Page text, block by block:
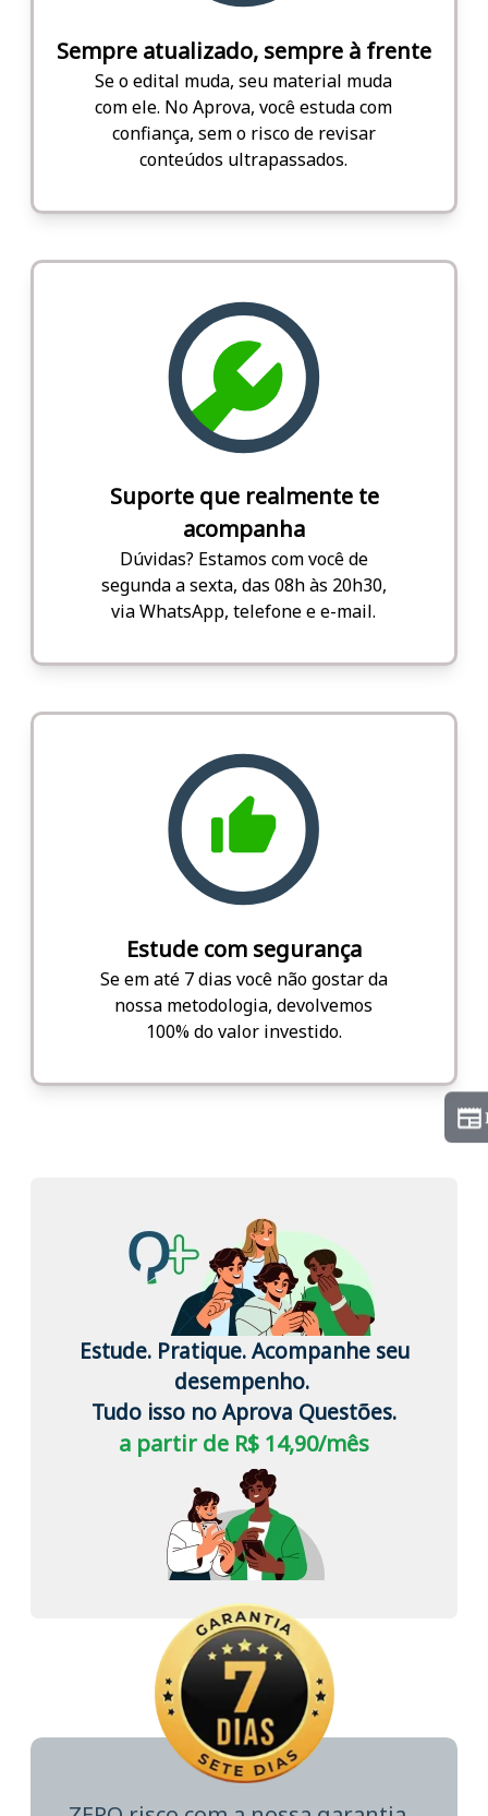
Sempre atualizado, sempre à frente
Se o edital muda, seu material muda
com ele. No Aprova, você estuda com
confiança, sem o risco de revisar
conteúdos ultrapassados.
Suporte que realmente te
acompanha
Dúvidas? Estamos com você de
segunda a sexta, das 08h às 20h30,
via WhatsApp, telefone e e-mail.
Estude com segurança
Se em até 7 dias você não gostar da
nossa metodologia, devolvemos
100% do valor investido.
Estude. Pratique. Acompanhe seu
desempenho.
Tudo isso no Aprova Questões.
a partir de R$ 14,90/mês